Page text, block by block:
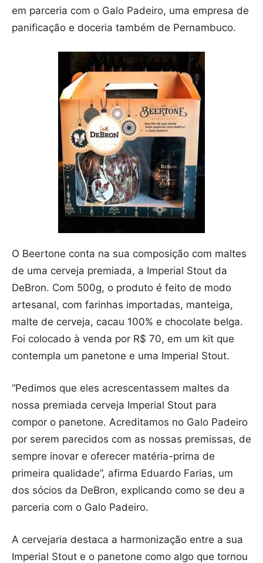
em parceria com o Galo Padeiro, uma empresa de
panificação e doceria também de Pernambuco.
O Beertone conta na sua composição com maltes
de uma cerveja premiada, a Imperial Stout da
DeBron. Com 500g, o produto é feito de modo
artesanal, com farinhas importadas, manteiga,
malte de cerveja, cacau 100% e chocolate belga.
Foi colocado à venda por R$ 70, em um kit que
contempla um panetone e uma Imperial Stout.
“Pedimos que eles acrescentassem maltes da
nossa premiada cerveja Imperial Stout para
compor o panetone. Acreditamos no Galo Padeiro
por serem parecidos com as nossas premissas, de
sempre inovar e oferecer matéria-prima de
primeira qualidade”, afirma Eduardo Farias, um
dos sócios da DeBron, explicando como se deu a
parceria com o Galo Padeiro.
A cervejaria destaca a harmonização entre a sua
Imperial Stout e o panetone como algo que tornou